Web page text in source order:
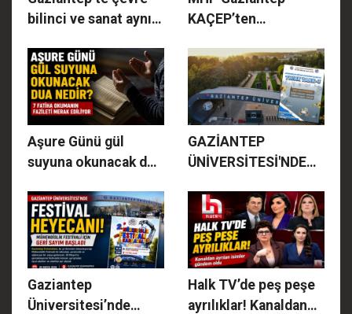
bilinci ve sanat aynı
KAÇEP’ten
hediyesi: Başarılı
çocuklar
ödüllendirildi
Aşure Günü gül
suyuna okunacak dua
okumanın fazileti
merak ediliyor
GAZİANTEP
ÜNİVERSİTESİ'NDEN
EĞİTİMİNDE BÜYÜK
DÖNÜŞÜM HAMLESİ:
"THINK TANK-3"
ÇALIŞTAYI
BAŞLIYOR!
Gaziantep
Üniversitesi’nde
Halk TV’de peş peşe
ayrılıklar! Kanaldan